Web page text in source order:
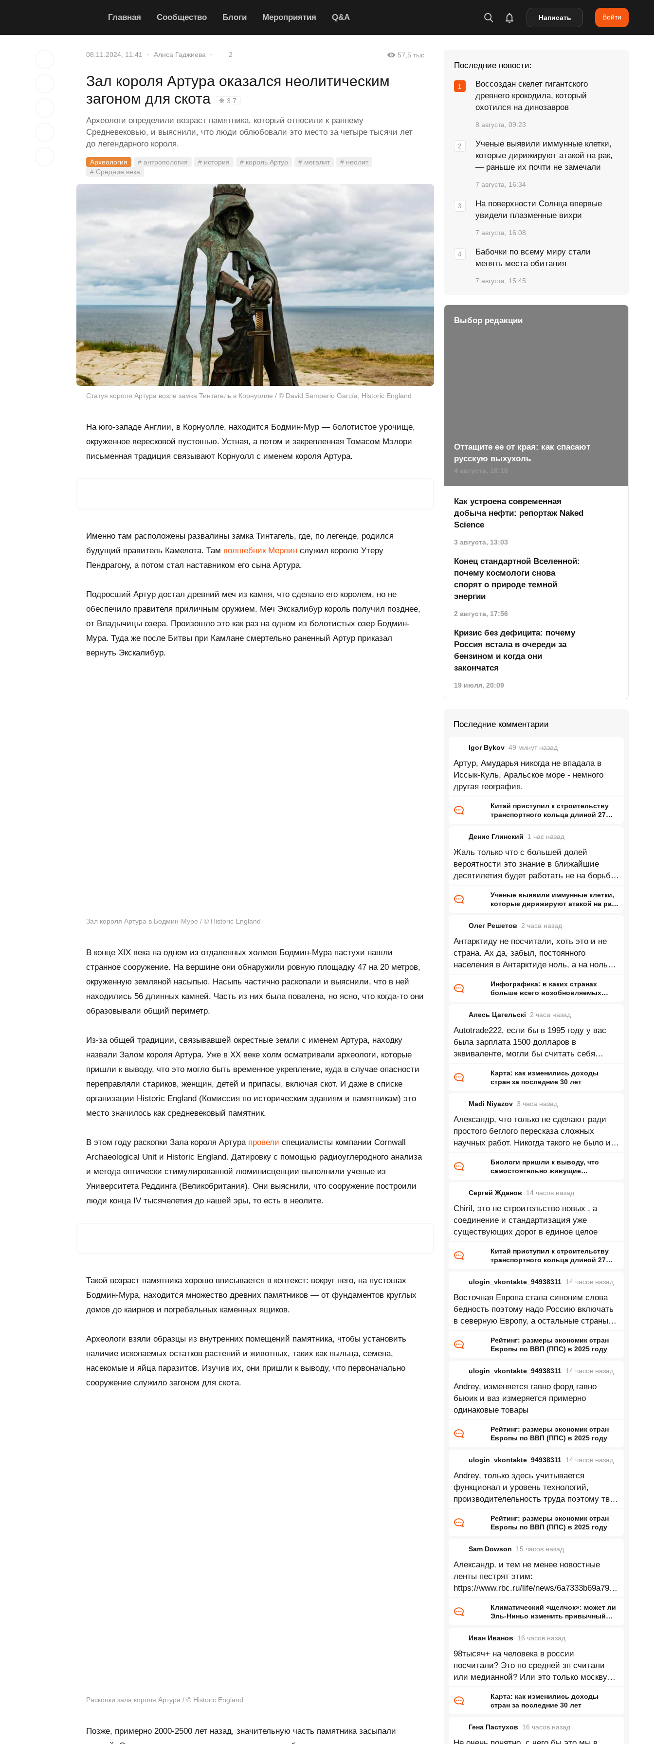
Главная Сообщество Блоги Мероприятия Q&A Написать Войти
08.11.2024, 11:41 Алиса Гаджиева 2 57,5 тыс
Зал короля Артура оказался неолитическим
загоном для скота
❋ 3.7
Археологи определили возраст памятника, который относили к раннему
Средневековью, и выяснили, что люди облюбовали это место за четыре тысячи лет
до легендарного короля.
Археология # антропология # история # король Артур # мегалит
# неолит
# Средние века
Статуя короля Артура возле замка Тинтагель в Корнуолле / © David Samperio García, Historic England
На юго-западе Англии, в Корнуолле, находится Бодмин-Мур — болотистое урочище,
окруженное вересковой пустошью. Устная, а потом и закрепленная Томасом Мэлори
письменная традиция связывают Корнуолл с именем короля Артура.
Именно там расположены развалины замка Тинтагель, где, по легенде, родился
будущий правитель Камелота. Там волшебник Мерлин служил королю Утеру
Пендрагону, а потом стал наставником его сына Артура.
Подросший Артур достал древний меч из камня, что сделало его королем, но не
обеспечило правителя приличным оружием. Меч Экскалибур король получил позднее,
от Владычицы озера. Произошло это как раз на одном из болотистых озер Бодмин-
Мура. Туда же после Битвы при Камлане смертельно раненный Артур приказал
вернуть Экскалибур.
Зал короля Артура в Бодмин-Муре / © Historic England
В конце XIX века на одном из отдаленных холмов Бодмин-Мура пастухи нашли
странное сооружение. На вершине они обнаружили ровную площадку 47 на 20 метров,
окруженную земляной насыпью. Насыпь частично раскопали и выяснили, что в ней
находились 56 длинных камней. Часть из них была повалена, но ясно, что когда-то они
образовывали общий периметр.
Из-за общей традиции, связывавшей окрестные земли с именем Артура, находку
назвали Залом короля Артура. Уже в XX веке холм осматривали археологи, которые
пришли к выводу, что это могло быть временное укрепление, куда в случае опасности
переправляли стариков, женщин, детей и припасы, включая скот. И даже в списке
организации Historic England (Комиссия по историческим зданиям и памятникам) это
место значилось как средневековый памятник.
В этом году раскопки Зала короля Артура провели специалисты компании Cornwall
Archaeological Unit и Historic England. Датировку с помощью радиоуглеродного анализа
и метода оптически стимулированной люминисценции выполнили ученые из
Университета Реддинга (Великобритания). Они выяснили, что сооружение построили
люди конца IV тысячелетия до нашей эры, то есть в неолите.
Такой возраст памятника хорошо вписывается в контекст: вокруг него, на пустошах
Бодмин-Мура, находится множество древних памятников — от фундаментов круглых
домов до каирнов и погребальных каменных ящиков.
Археологи взяли образцы из внутренних помещений памятника, чтобы установить
наличие ископаемых остатков растений и животных, таких как пыльца, семена,
насекомые и яйца паразитов. Изучив их, они пришли к выводу, что первоначально
сооружение служило загоном для скота.
Раскопки зала короля Артура / © Historic England
Позже, примерно 2000-2500 лет назад, значительную часть памятника засыпали
Последние новости:
Воссоздан скелет гигантского
древнего крокодила, который
охотился на динозавров
8 августа, 09:23
Ученые выявили иммунные клетки,
которые дирижируют атакой на рак,
— раньше их почти не замечали
7 августа, 16:34
На поверхности Солнца впервые
увидели плазменные вихри
7 августа, 16:08
Бабочки по всему миру стали
менять места обитания
7 августа, 15:45
Выбор редакции
Оттащите ее от края: как спасают
русскую выхухоль
4 августа, 16:16
Как устроена современная
добыча нефти: репортаж Naked
Science
3 августа, 13:03
Конец стандартной Вселенной:
почему космологи снова
спорят о природе темной
энергии
2 августа, 17:56
Кризис без дефицита: почему
Россия встала в очереди за
бензином и когда они
закончатся
19 июля, 20:09
Последние комментарии
Igor Bykov 49 минут назад
Артур, Амударья никогда не впадала в
Иссык-Куль, Аральское море - немного
другая география.
Китай приступил к строительству
транспортного кольца длиной 27
Денис Глинский
1 час назад
Жаль только что с большей долей
вероятности это знание в ближайшие
десятилетия будет работать не на борьбу
Ученые выявили иммунные клетки,
которые дирижируют атакой на рак,
Олег Решетов
2 часа назад
Антарктиду не посчитали, хоть это и не
страна. Ах да, забыл, постоянного
населения в Антарктиде ноль, а на ноль
Инфографика: в каких странах
больше всего возобновляемых
Алесь Цагельскi 2 часа назад
Autotrade222, если бы в 1995 году у вас
была зарплата 1500 долларов в
эквиваленте, могли бы считать себя
зарплата
Карта: как изменились доходы
стран за последние 30 лет
Madi Niyazov 3 часа назад
Александр, что только не сделают ради
простого беглого пересказа сложных
научных работ. Никогда такого не было и
Биологи пришли к выводу, что
самостоятельно живущие
Сергей Жданов
14 часов назад
Chiril, это не строительство новых , а
соединение и стандартизация уже
существующих дорог в единое целое
Китай приступил к строительству
транспортного кольца длиной 27
ulogin_vkontakte_94938311 14 часов назад
Восточная Европа стала синоним слова
бедность поэтому надо Россию включать
в северную Европу, а остальные страны
Рейтинг: размеры экономик стран
Европы по ВВП (ППС) в 2025 году
ulogin_vkontakte_94938311 14 часов назад
Andrey, изменяется гавно форд гавно
бьюик и ваз измеряется примерно
одинаковые товары
Рейтинг: размеры экономик стран
Европы по ВВП (ППС) в 2025 году
ulogin_vkontakte_94938311 14 часов назад
Andrey, только здесь учитывается
функционал и уровень технологий,
производителельность труда поэтому твой
Рейтинг: размеры экономик стран
Европы по ВВП (ППС) в 2025 году
Sam Dowson 15 часов назад
Александр, и тем не менее новостные
ленты пестрят этим:
https://www.rbc.ru/life/news/6a7333b69a7947
Аттакама, Аризона, Гоби, Такламакан и
Климатический «щелчок»: может ли
Эль-Ниньо изменить привычный
Иван Иванов
16 часов назад
98тысяч+ на человека в россии
посчитали? Это по средней зп считали
или медианной? Или это только москву
доля
Карта: как изменились доходы
стран за последние 30 лет
Гена Пастухов 16 часов назад